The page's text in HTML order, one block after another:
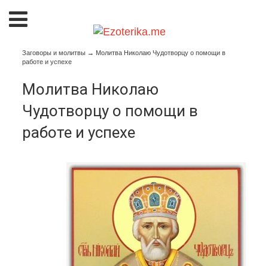
Заговоры и молитвы → Молитва Николаю Чудотворцу о помощи в
работе и успехе
Молитва Николаю
Чудотворцу о помощи в
работе и успехе